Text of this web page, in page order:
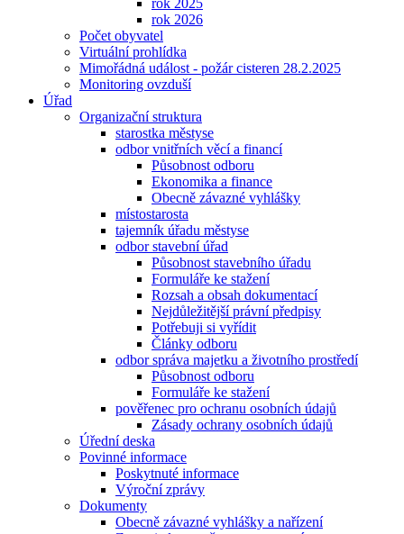
rok 2025
rok 2026
Počet obyvatel
Virtuální prohlídka
Mimořádná událost - požár cisteren 28.2.2025
Monitoring ovzduší
Úřad
Organizační struktura
starostka městyse
odbor vnitřních věcí a financí
Působnost odboru
Ekonomika a finance
Obecně závazné vyhlášky
místostarosta
tajemník úřadu městyse
odbor stavební úřad
Působnost stavebního úřadu
Formuláře ke stažení
Rozsah a obsah dokumentací
Nejdůležitější právní předpisy
Potřebuji si vyřídit
Články odboru
odbor správa majetku a životního prostředí
Působnost odboru
Formuláře ke stažení
pověřenec pro ochranu osobních údajů
Zásady ochrany osobních údajů
Úřední deska
Povinné informace
Poskytnuté informace
Výroční zprávy
Dokumenty
Obecně závazné vyhlášky a nařízení